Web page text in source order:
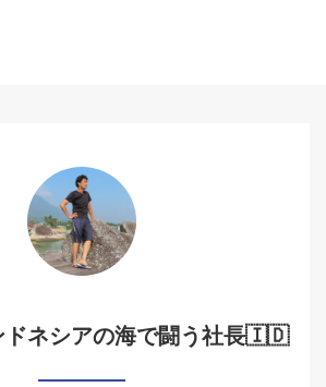
ドネシアの海で闘う社長🇮🇩